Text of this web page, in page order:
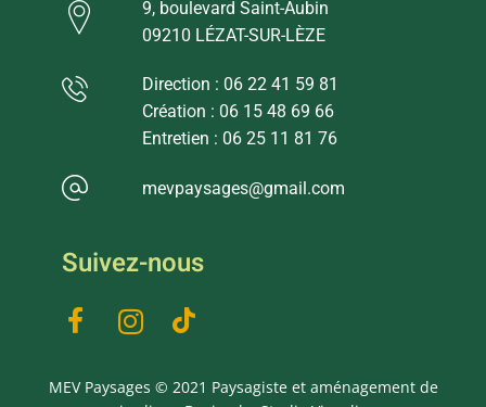
9, boulevard Saint-Aubin
09210 LÉZAT-SUR-LÈZE
Direction : 06 22 41 59 81
Création : 06 15 48 69 66
Entretien : 06 25 11 81 76
mevpaysages@gmail.com
Suivez-nous
MEV Paysages © 2021 Paysagiste et aménagement de